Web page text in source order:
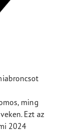
ming
Ezt az
2024